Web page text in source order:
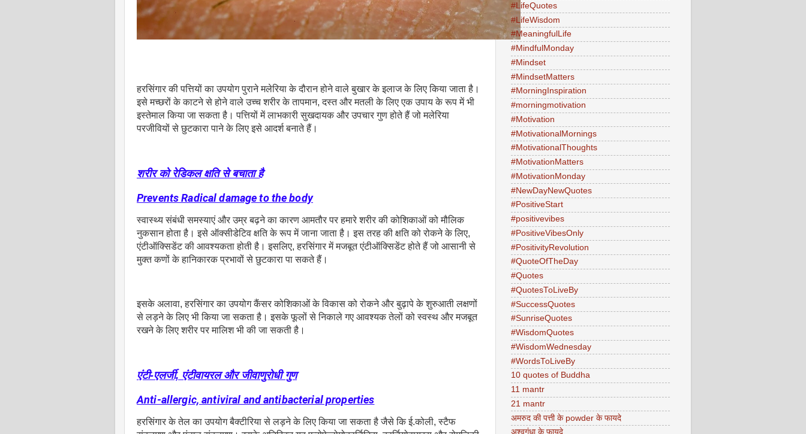
हरसिंगार की पत्तियों का उपयोग पुराने मलेरिया के दौरान होने वाले बुखार के इलाज के लिए किया जाता है।
इसे मच्छरों के काटने से होने वाले उच्च शरीर के तापमान, दस्त और मतली के लिए एक उपाय के रूप में भी
इस्तेमाल किया जा सकता है। पत्तियों में लाभकारी सुखदायक और उपचार गुण होते हैं जो मलेरिया
परजीवियों से छुटकारा पाने के लिए इसे आदर्श बनाते हैं।
शरीर को रेडिकल क्षति से बचाता है
Prevents Radical damage to the body
स्वास्थ्य संबंधी समस्याएं और उम्र बढ़ने का कारण आमतौर पर हमारे शरीर की कोशिकाओं को मौलिक
नुकसान होता है। इसे ऑक्सीडेटिव क्षति के रूप में जाना जाता है। इस तरह की क्षति को रोकने के लिए,
एंटीऑक्सिडेंट की आवश्यकता होती है। इसलिए, हरसिंगार में मजबूत एंटीऑक्सिडेंट होते हैं जो आसानी से
मुक्त कणों के हानिकारक प्रभावों से छुटकारा पा सकते हैं।
इसके अलावा, हरसिंगार का उपयोग कैंसर कोशिकाओं के विकास को रोकने और बुढ़ापे के शुरुआती लक्षणों
से लड़ने के लिए भी किया जा सकता है। इसके फूलों से निकाले गए आवश्यक तेलों को स्वस्थ और मजबूत
रखने के लिए शरीर पर मालिश भी की जा सकती है।
एंटी-एलर्जी, एंटीवायरल और जीवाणुरोधी गुण
Anti-allergic, antiviral and antibacterial properties
हरसिंगार के तेल का उपयोग बैक्टीरिया से लड़ने के लिए किया जा सकता है जैसे कि ई.कोली, स्टैफ
#LifeQuotes
#LifeWisdom
#MeaningfulLife
#MindfulMonday
#Mindset
#MindsetMatters
#MorningInspiration
#morningmotivation
#Motivation
#MotivationalMornings
#MotivationalThoughts
#MotivationMatters
#MotivationMonday
#NewDayNewQuotes
#PositiveStart
#positivevibes
#PositiveVibesOnly
#PositivityRevolution
#QuoteOfTheDay
#Quotes
#QuotesToLiveBy
#SuccessQuotes
#SunriseQuotes
#WisdomQuotes
#WisdomWednesday
#WordsToLiveBy
10 quotes of Buddha
11 mantr
21 mantr
अमरुद की पत्ती के powder के फायदे
अश्वगंधा के फायदे